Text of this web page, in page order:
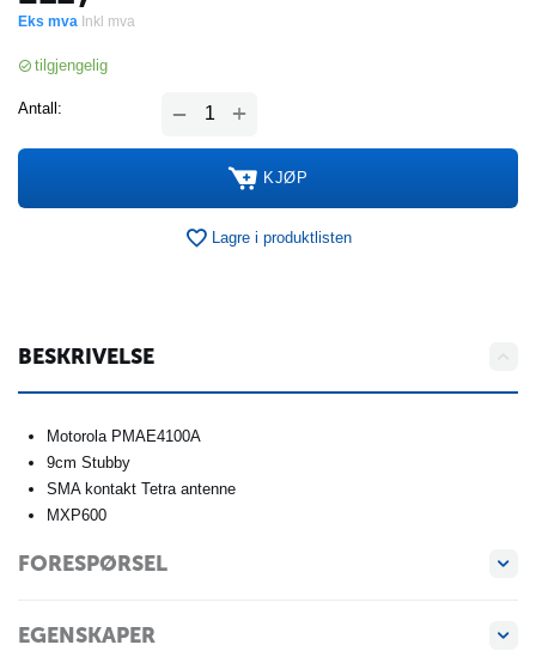
Eks mva Inkl mva
tilgjengelig
Antall: +
−
KJØP
Lagre i produktlisten
BESKRIVELSE
Motorola PMAE4100A
9cm Stubby
SMA kontakt Tetra antenne
MXP600
FORESPØRSEL
EGENSKAPER